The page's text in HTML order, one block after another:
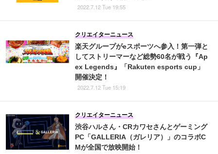
2022.7.12 Tue 19:55
楽天グループがeスポーツへ参入！第一弾と
してストリーマーなど総勢60名が戦う『Ap
ex Legends』「Rakuten esports cup」
開催決定！
クリエイターニュース
2022.7.12 Tue 15:19
渋谷ハルさん・CRカワセさんとゲーミング
PC「GALLERIA（ガレリア）」のコラボC
Mが全国で放映開始！
クリエイターニュース